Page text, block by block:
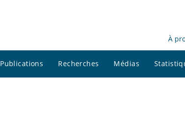
À
Publications Recherches Médias